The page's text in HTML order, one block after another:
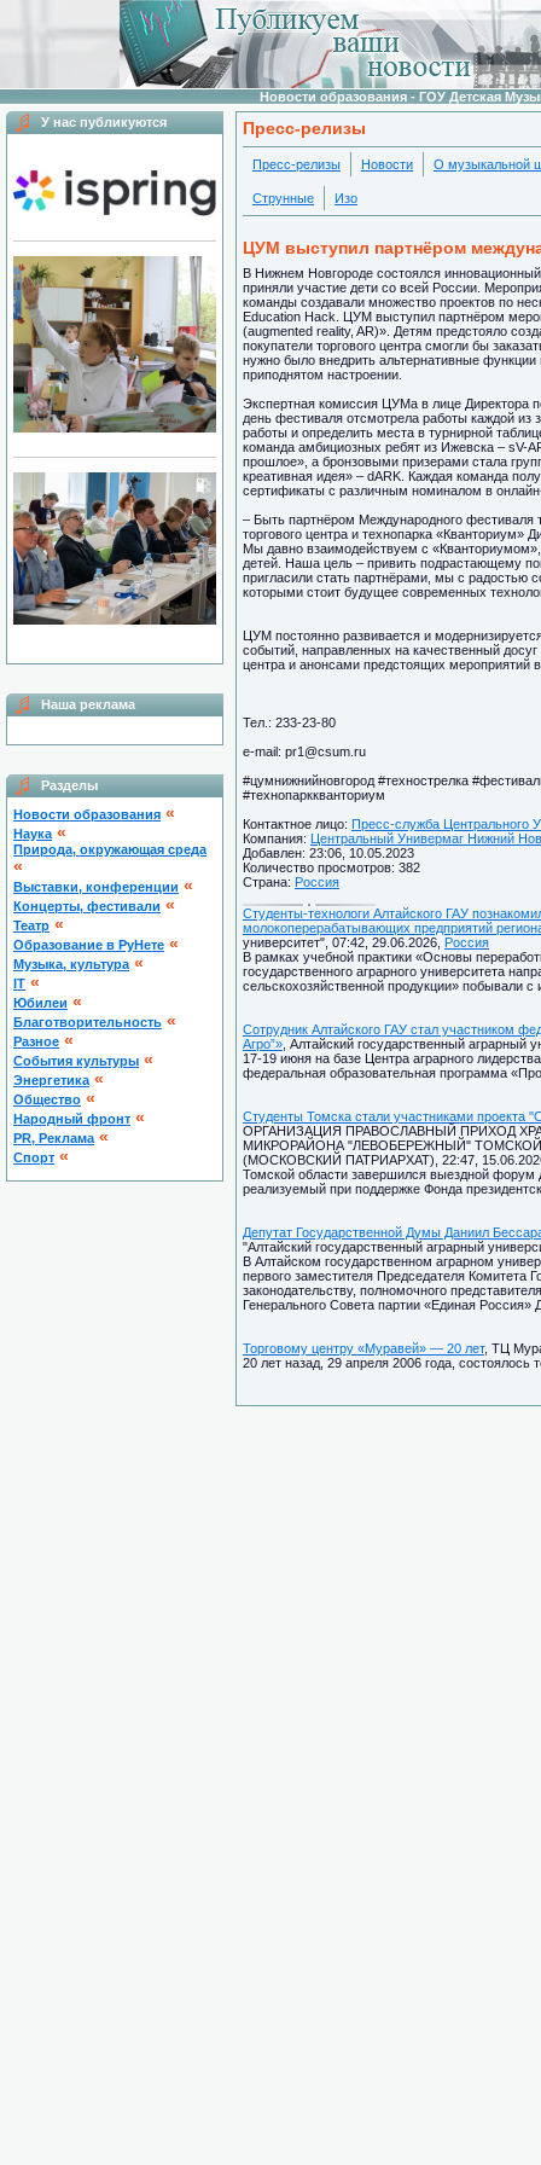
Новости образования - ГОУ Детская
У нас публикуются
Наша реклама
Разделы
Новости образования «
Наука «
Природа, окружающая среда
«
Выставки, конференции «
Концерты, фестивали «
Театр «
Образование в РуНете «
Музыка, культура «
IT «
Юбилеи «
Благотворительность «
Разное «
Cобытия культуры «
Энергетика «
Общество «
Народный фронт «
PR, Реклама «
Спорт «
Пресс-релизы
Пресс-релизы Новости О музыкальной
Струнные Изо
ЦУМ выступил партнёром
В Нижнем Новгороде состоялся
приняли участие дети со всей России.
команды создавали множество проектов по
Education Hack. ЦУМ выступил партнёром
(augmented reality, AR)». Детям предстояло
покупатели торгового центра смогли бы
нужно было внедрить альтернативные
приподнятом настроении.
Экспертная комиссия ЦУМа в лице
день фестиваля отсмотрела работы каждой из
работы и определить места в турнирной
команда амбициозных ребят из Ижевска – sV-
прошлое», а бронзовыми призерами стала
креативная идея» – dARK. Каждая команда
сертификаты с различным номиналом в
– Быть партнёром Международного фестиваля
торгового центра и технопарка
Мы давно взаимодействуем с
детей. Наша цель – привить подрастающему
пригласили стать партнёрами, мы с радостью
которыми стоит будущее современных
ЦУМ постоянно развивается и
событий, направленных на качественный
центра и анонсами предстоящих мероприятий
Тел.: 233-23-80
e-mail: pr1@csum.ru
#цумнижнийновгород #технострелка
#технопарккванториум
Контактное лицо: Пресс-служба Центрального
Компания: Центральный Универмаг Нижний
Добавлен: 23:06, 10.05.2023
Количество просмотров: 382
Страна: Россия
Студенты-технологи Алтайского ГАУ
молокоперерабатывающих предприятий
университет", 07:42, 29.06.2026, Россия
В рамках учебной практики «Основы
государственного аграрного университета
сельскохозяйственной продукции» побывали
Сотрудник Алтайского ГАУ стал участником
Агро”» , Алтайский государственный аграрный
17-19 июня на базе Центра аграрного
федеральная образовательная программа
Студенты Томска стали участниками проекта
ОРГАНИЗАЦИЯ ПРАВОСЛАВНЫЙ ПРИХОД
МИКРОРАЙОНА "ЛЕВОБЕРЕЖНЫЙ"
(МОСКОВСКИЙ ПАТРИАРХАТ), 22:47,
Томской области завершился выездной форум
реализуемый при поддержке Фонда
Депутат Государственной Думы Даниил
"Алтайский государственный аграрный
В Алтайском государственном аграрном
первого заместителя Председателя Комитета
законодательству, полномочного
Генерального Совета партии «Единая
Торговому центру «Муравей» — 20 лет, ТЦ
20 лет назад, 29 апреля 2006 года, состоялось